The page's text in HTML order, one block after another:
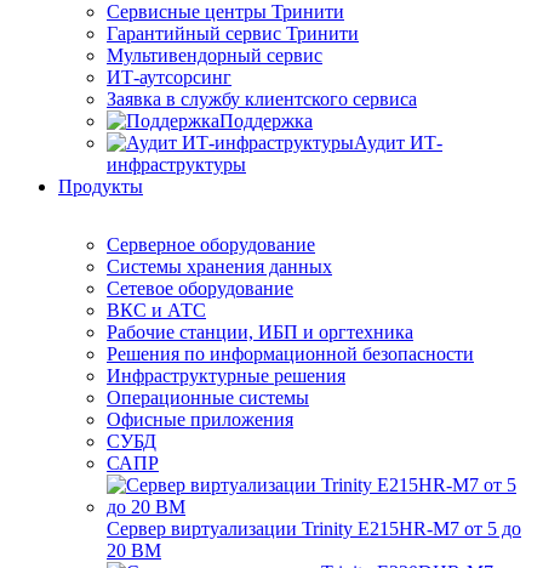
Сервисные центры Тринити
Гарантийный сервис Тринити
Мультивендорный сервис
ИТ-аутсорсинг
Заявка в службу клиентского сервиса
Поддержка
Аудит ИТ-
инфраструктуры
Продукты
Серверное оборудование
Системы хранения данных
Сетевое оборудование
ВКС и АТС
Рабочие станции, ИБП и оргтехника
Решения по информационной безопасности
Инфраструктурные решения
Операционные системы
Офисные приложения
СУБД
САПР
Сервер виртуализации Trinity E215HR-M7 от 5 до
20 ВМ